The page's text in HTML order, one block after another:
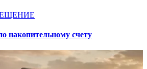
накопительному счету